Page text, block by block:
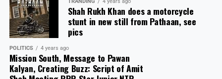
Shah Rukh Khan does a motorcycle
stunt in new still from Pathaan, see
pics
POLITICS 4 years ago
Mission South, Message to Pawan
Kalyan, Creating Buzz: Script of Amit